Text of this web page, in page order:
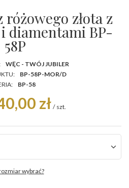
złota z
diamentami BP-
58P
WĘC - TWÓJ JUBILER
BP-58P-MOR/D
BP-58
zł / szt.
wybrać?